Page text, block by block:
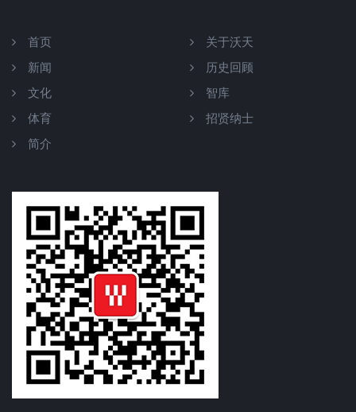
首页
新闻
文化
体育
简介
关于沃天
历史回顾
智库
招贤纳士